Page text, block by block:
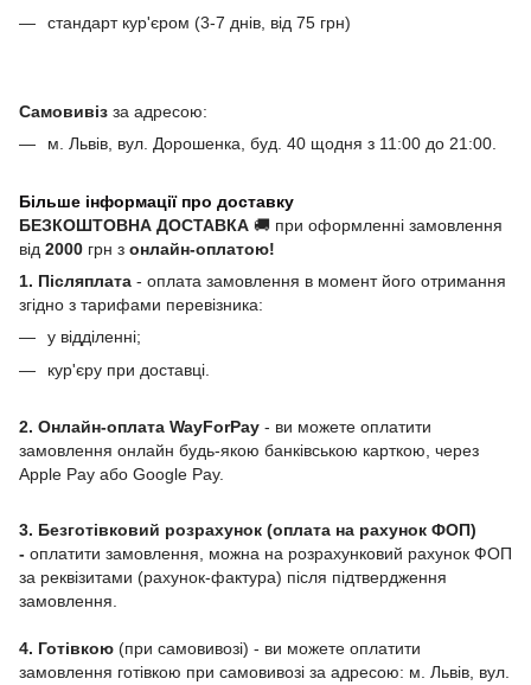
стандарт кур'єром (3-7 днів, від 75 грн)
Самовивіз за адресою:
м. Львів, вул. Дорошенка, буд. 40 щодня з 11:00 до 21:00.
Більше інформації про доставку
БЕЗКОШТОВНА ДОСТАВКА 🚚 при оформленні замовлення
від 2000 грн з онлайн-оплатою!
1. Післяплата - оплата замовлення в момент його отримання
згідно з тарифами перевізника:
у відділенні;
кур'єру при доставці.
2. Онлайн-оплата WayForPay - ви можете оплатити
замовлення онлайн будь-якою банківською карткою, через
Apple Pay або Google Pay.
3. Безготівковий розрахунок (оплата на рахунок ФОП)
- оплатити замовлення, можна на розрахунковий рахунок ФОП
за реквізитами (рахунок-фактура) після підтвердження
замовлення.
4. Готівкою (при самовивозі) - ви можете оплатити
замовлення готівкою при самовивозі за адресою: м. Львів, вул.